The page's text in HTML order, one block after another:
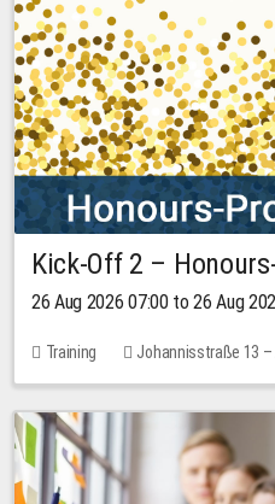
Kick-Off 2 –
26 Aug 2026 07:00 to 26 Aug
Training
Johannisstraße 13 –
No free places